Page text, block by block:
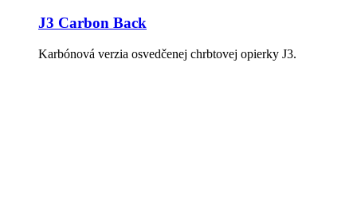
J3 Carbon Back
Karbónová verzia osvedčenej chrbtovej opierky J3.